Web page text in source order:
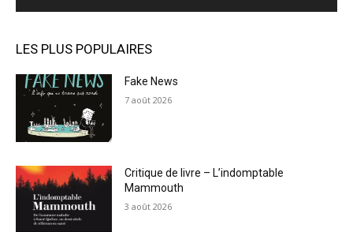
LES PLUS POPULAIRES
Fake News
7 août 2026
Critique de livre – L’indomptable
Mammouth
3 août 2026